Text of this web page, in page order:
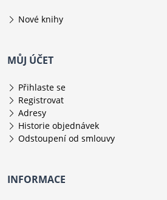
Nové knihy
MŮJ ÚČET
Přihlaste se
Registrovat
Adresy
Historie objednávek
Odstoupení od smlouvy
INFORMACE